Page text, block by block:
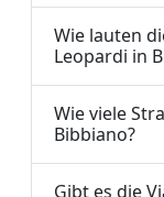
Wie lauten
Leopardi in
Wie viele
Bibbiano?
Gibt es die